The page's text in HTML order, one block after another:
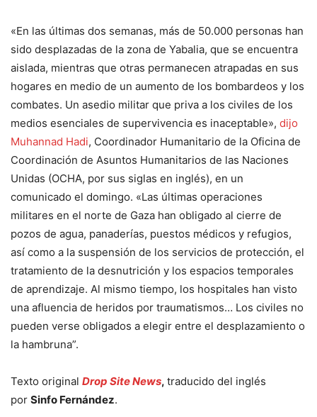
«En las últimas dos semanas, más de 50.000 personas han
sido desplazadas de la zona de Yabalia, que se encuentra
aislada, mientras que otras permanecen atrapadas en sus
hogares en medio de un aumento de los bombardeos y los
combates. Un asedio militar que priva a los civiles de los
medios esenciales de supervivencia es inaceptable», dijo
Muhannad Hadi, Coordinador Humanitario de la Oficina de
Coordinación de Asuntos Humanitarios de las Naciones
Unidas (OCHA, por sus siglas en inglés), en un
comunicado el domingo. «Las últimas operaciones
militares en el norte de Gaza han obligado al cierre de
pozos de agua, panaderías, puestos médicos y refugios,
así como a la suspensión de los servicios de protección, el
tratamiento de la desnutrición y los espacios temporales
de aprendizaje. Al mismo tiempo, los hospitales han visto
una afluencia de heridos por traumatismos… Los civiles no
pueden verse obligados a elegir entre el desplazamiento o
la hambruna”.
Texto original Drop Site News, traducido del inglés
por Sinfo Fernández.